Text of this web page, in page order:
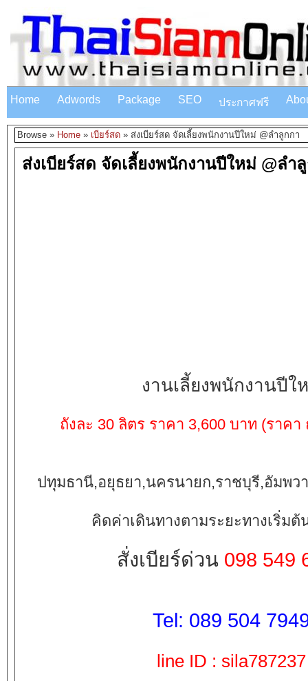
Home Adwords Package SEO ประกาศฟรี
Browse » Home » เบียร์สด » ส่งเบียร์สด จัดเลี้ยงพนักงานปีใหม่ @ลำลูกกา
ส่งเบียร์สด จัดเลี้ยงพนักงานปีใหม่ @ลำ
งานเลี้ยงพนักงานปีใ
ถังละ 30 ลิตร ราคา 3,600 บาท (ราคา
ปทุมธานี,อยุธยา,นครนายก,ราชบุรี,อัมพว
คิดค่าเดินทางตามระยะทางเริ่มต้
สั่งเบียร์ด่วน 098 549
Tel: 089 504
line ID : sila787237